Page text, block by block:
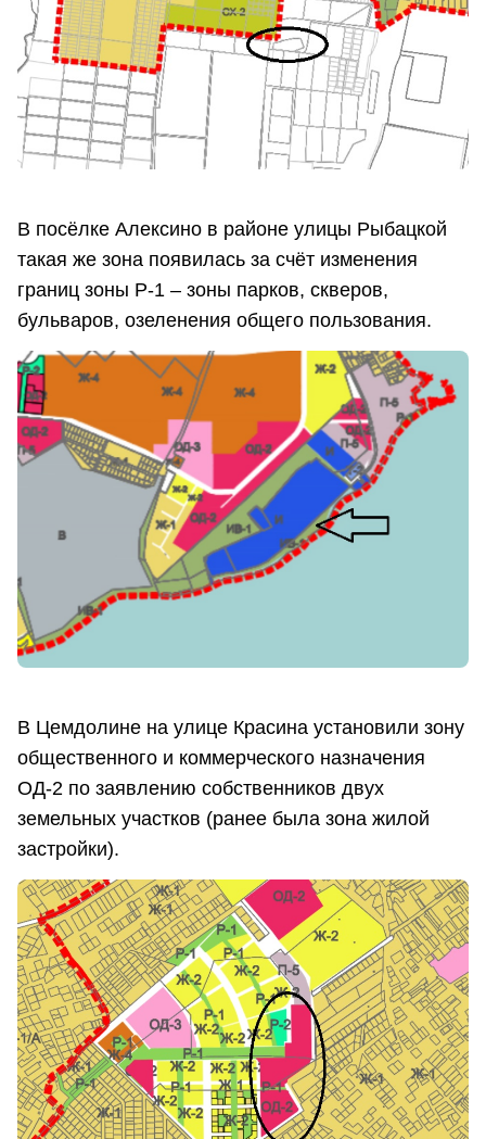
В посёлке Алексино в районе улицы Рыбацкой
такая же зона появилась за счёт изменения
границ зоны Р-1 – зоны парков, скверов,
бульваров, озеленения общего пользования.
В Цемдолине на улице Красина установили зону
общественного и коммерческого назначения
ОД-2 по заявлению собственников двух
земельных участков (ранее была зона жилой
застройки).